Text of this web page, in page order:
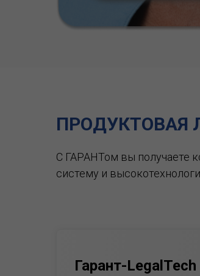
ПРОДУКТОВАЯ
С ГАРАНТом вы получаете
систему и
Гарант-LegalTech